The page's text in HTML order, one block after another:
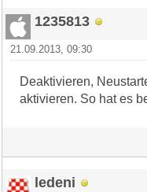
1235813
21.09.2013, 09:30
Deaktivieren,
aktivieren. So hat es
ledeni